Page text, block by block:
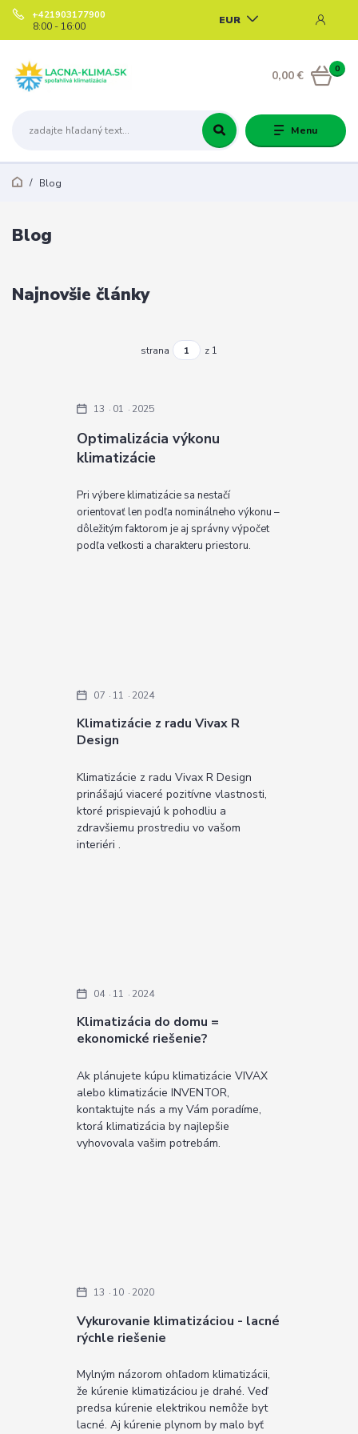
Menu
EUR
+421903177900
8:00 - 16:00
0
0,00 €
Blog
Blog
Najnovšie články
strana z 1
Optimalizácia výkonu
klimatizácie
13 01 2025
Pri výbere klimatizácie sa nestačí
orientovať len podľa nominálneho výkonu –
dôležitým faktorom je aj správny výpočet
podľa veľkosti a charakteru priestoru.
Klimatizácie z radu Vivax R
Design
07 11 2024
Klimatizácie z radu Vivax R Design
prinášajú viaceré pozitívne vlastnosti,
ktoré prispievajú k pohodliu a
zdravšiemu prostrediu vo vašom
interiéri .
Klimatizácia do domu =
ekonomické riešenie?
04 11 2024
Ak plánujete kúpu klimatizácie VIVAX
alebo klimatizácie INVENTOR,
kontaktujte nás a my Vám poradíme,
ktorá klimatizácia by najlepšie
vyhovovala vašim potrebám.
Vykurovanie klimatizáciou - lacné
rýchle riešenie
13 10 2020
Mylným názorom ohľadom klimatizácii,
že kúrenie klimatizáciou je drahé. Veď
predsa kúrenie elektrikou nemôže byt
lacné. Aj kúrenie plynom by malo byť